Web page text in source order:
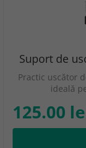
Suport de
Practic uscător
ideală
125.00